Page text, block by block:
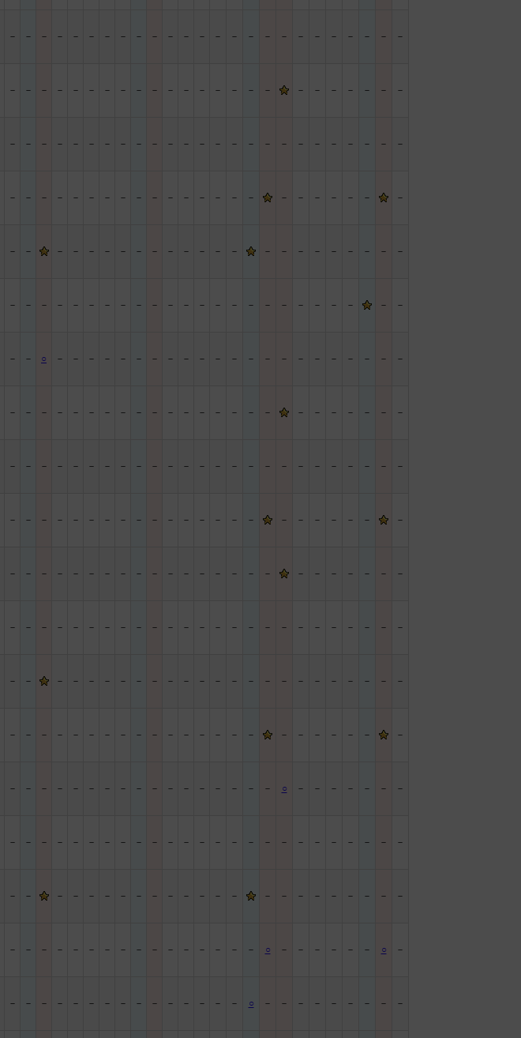
－ － － － － － － － － － － － － － － － － － － － － － － － －
－ － － － － － － － － － － － － － － － － － － － － － － －
－ － － － － － － － － － － － － － － － － － － － － － － － －
－ － － － － － － － － － － － － － － － － － － － － － －
－ － － － － － － － － － － － － － － － － － － － － － －
－ － － － － － － － － － － － － － － － － － － － － － － －
－ － ○ － － － － － － － － － － － － － － － － － － － － － －
－ － － － － － － － － － － － － － － － － － － － － － － －
－ － － － － － － － － － － － － － － － － － － － － － － － －
－ － － － － － － － － － － － － － － － － － － － － － －
－ － － － － － － － － － － － － － － － － － － － － － － －
－ － － － － － － － － － － － － － － － － － － － － － － － －
－ － － － － － － － － － － － － － － － － － － － － － － －
－ － － － － － － － － － － － － － － － － － － － － － －
－ － － － － － － － － － － － － － － － － ○ － － － － － － －
－ － － － － － － － － － － － － － － － － － － － － － － － －
－ － － － － － － － － － － － － － － － － － － － － － －
－ － － － － － － － － － － － － － － － ○ － － － － － － ○ －
－ － － － － － － － － － － － － － － ○ － － － － － － － － －